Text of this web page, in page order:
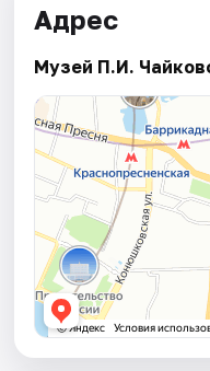
Адрес
Музей П.И.